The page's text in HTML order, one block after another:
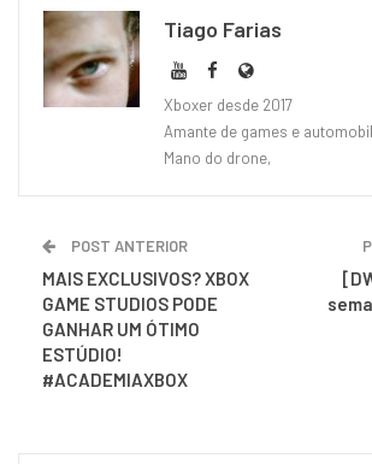
Tiago Farias
Xboxer desde 2017
Amante de games e
Mano do drone,
POST ANTERIOR
MAIS EXCLUSIVOS? XBOX
GAME STUDIOS PODE
GANHAR UM ÓTIMO
ESTÚDIO!
#ACADEMIAXBOX